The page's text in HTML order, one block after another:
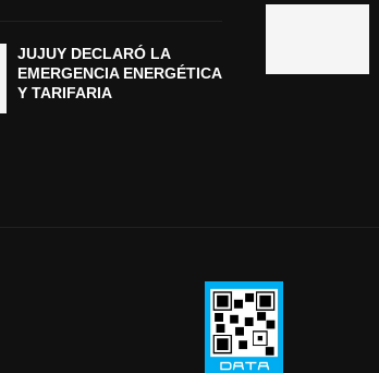
JUJUY DECLARÓ LA
EMERGENCIA ENERGÉTICA
Y TARIFARIA